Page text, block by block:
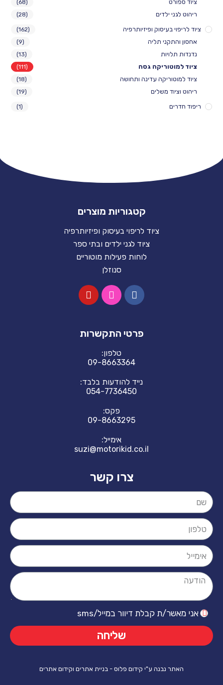
ציוד ספורט (68)
ריהוט לגני ילדים (28)
ציוד לריפוי בעיסוק ופיזיותרפיה (162)
אחסון והתקני תליה (9)
נדנדות תלויות (13)
ציוד למוטוריקה גסה (111)
ציוד למוטוריקה עדינה ותחושה (18)
ריהוט וציוד משלים (19)
ריפוד חדרים (1)
קטגוריות מוצרים
ציוד לריפוי בעיסוק ופיזיותרפיה
ציוד לגני ילדים ובתי ספר
לוחות פעילות מוטוריים
סנוזלן
פרטי התקשרות
טלפון:
09-8663364
נייד להודעות בלבד:
054-7736450
פקס:
09-8663295
אימייל:
suzi@motorikid.co.il
צרו קשר
אני מאשר/ת קבלת דיוור במייל/sms
שליחה
האתר נבנה ע"י קידום פלוס - בניית אתרים וקידום אתרים